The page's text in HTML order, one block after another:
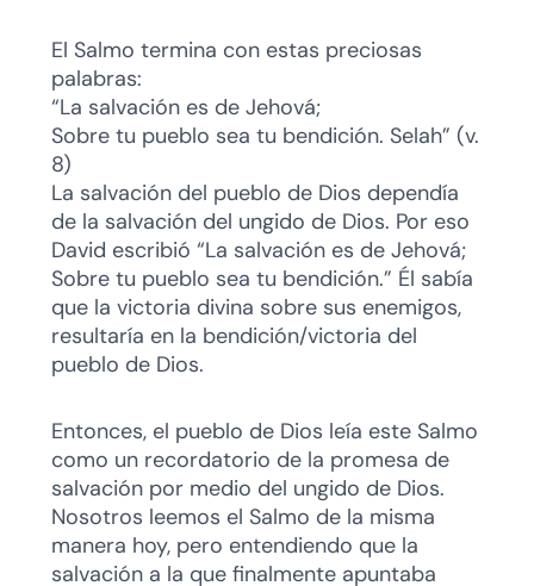
El Salmo termina con estas preciosas
palabras:
“La salvación es de Jehová;
Sobre tu pueblo sea tu bendición. Selah” (v.
8)
La salvación del pueblo de Dios dependía
de la salvación del ungido de Dios. Por eso
David escribió “La salvación es de Jehová;
Sobre tu pueblo sea tu bendición.” Él sabía
que la victoria divina sobre sus enemigos,
resultaría en la bendición/victoria del
pueblo de Dios.
Entonces, el pueblo de Dios leía este Salmo
como un recordatorio de la promesa de
salvación por medio del ungido de Dios.
Nosotros leemos el Salmo de la misma
manera hoy, pero entendiendo que la
salvación a la que finalmente apuntaba